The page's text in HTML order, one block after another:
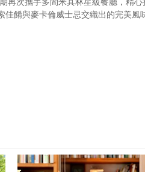
佳餚與麥卡倫威士忌交織出的完美風